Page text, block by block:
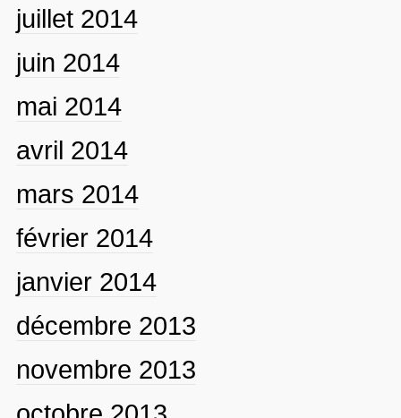
juillet 2014
juin 2014
mai 2014
avril 2014
mars 2014
février 2014
janvier 2014
décembre 2013
novembre 2013